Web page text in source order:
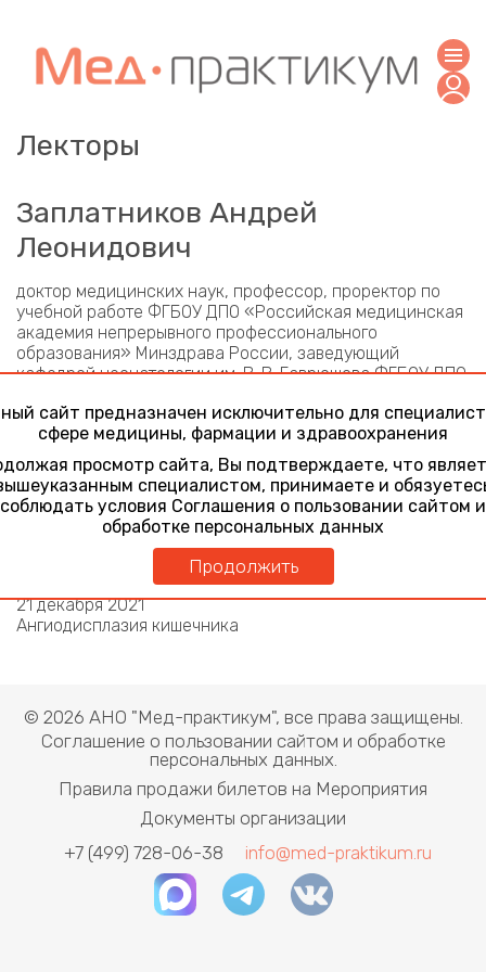
Лекторы
Заплатников Андрей
Леонидович
доктор медицинских наук, профессор, проректор по
учебной работе ФГБОУ ДПО «Российская медицинская
академия непрерывного профессионального
образования» Минздрава России, заведующий
кафедрой неонатологии им. В. В. Гаврюшова ФГБОУ ДПО
профессионального образования» Минздрава России
(Москва)
Участие в конференциях
Заболевания ЖКТ: пищевод
29 марта 2021
Открытие конференции
Заболевания ЖКТ: кишечник
21 декабря 2021
Ангиодисплазия кишечника
© 2026 АНО "Мед-практикум", все права защищены.
Соглашение о пользовании сайтом и обработке
персональных данных.
Правила продажи билетов на Мероприятия
Документы организации
+7 (499) 728-06-38
info@med-praktikum.ru
сайт предназначен исключительно для
сфере медицины, фармации и здравоохранения
просмотр сайта, Вы подтверждаете, что
специалистом, принимаете и
соблюдать условия Соглашения о пользовании сайтом и
обработке персональных данных
Продолжить